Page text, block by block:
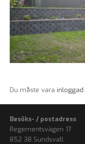
Du måste vara inloggad
Besöks- / postadress
Regementsvägen 17
852 38 Sundsvall